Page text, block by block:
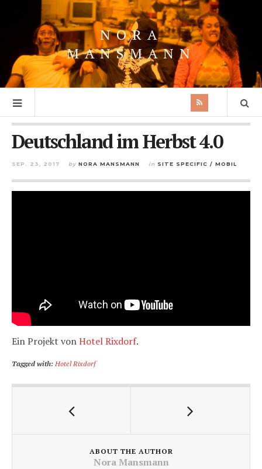
NORA
MANSMANN
Deutschland im Herbst 4.0
SEP. 23, 2017 by NORA MANSMANN in SITE SPECIFIC / MOBIL
Ein Projekt vonHotel Rixdorf.
Tagged with: Hotel Rixdorf
ABOUT THE AUTHOR
Nora Mansmann